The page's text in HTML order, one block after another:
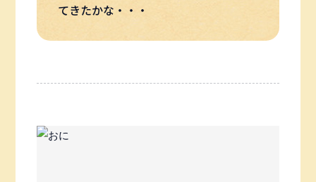
てきたかな・・・